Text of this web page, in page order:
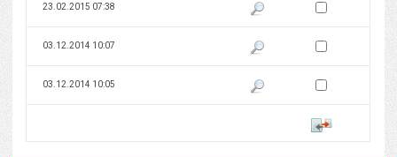
23.02.2015 07:38 Pokaż podgląd wersji z dnia
Zaznacz wersję do
03.12.2014 10:07 Pokaż podgląd wersji z dnia
Zaznacz wersję do
03.12.2014 10:05 Pokaż podgląd wersji z dnia
Zaznacz wersję do
Porównaj